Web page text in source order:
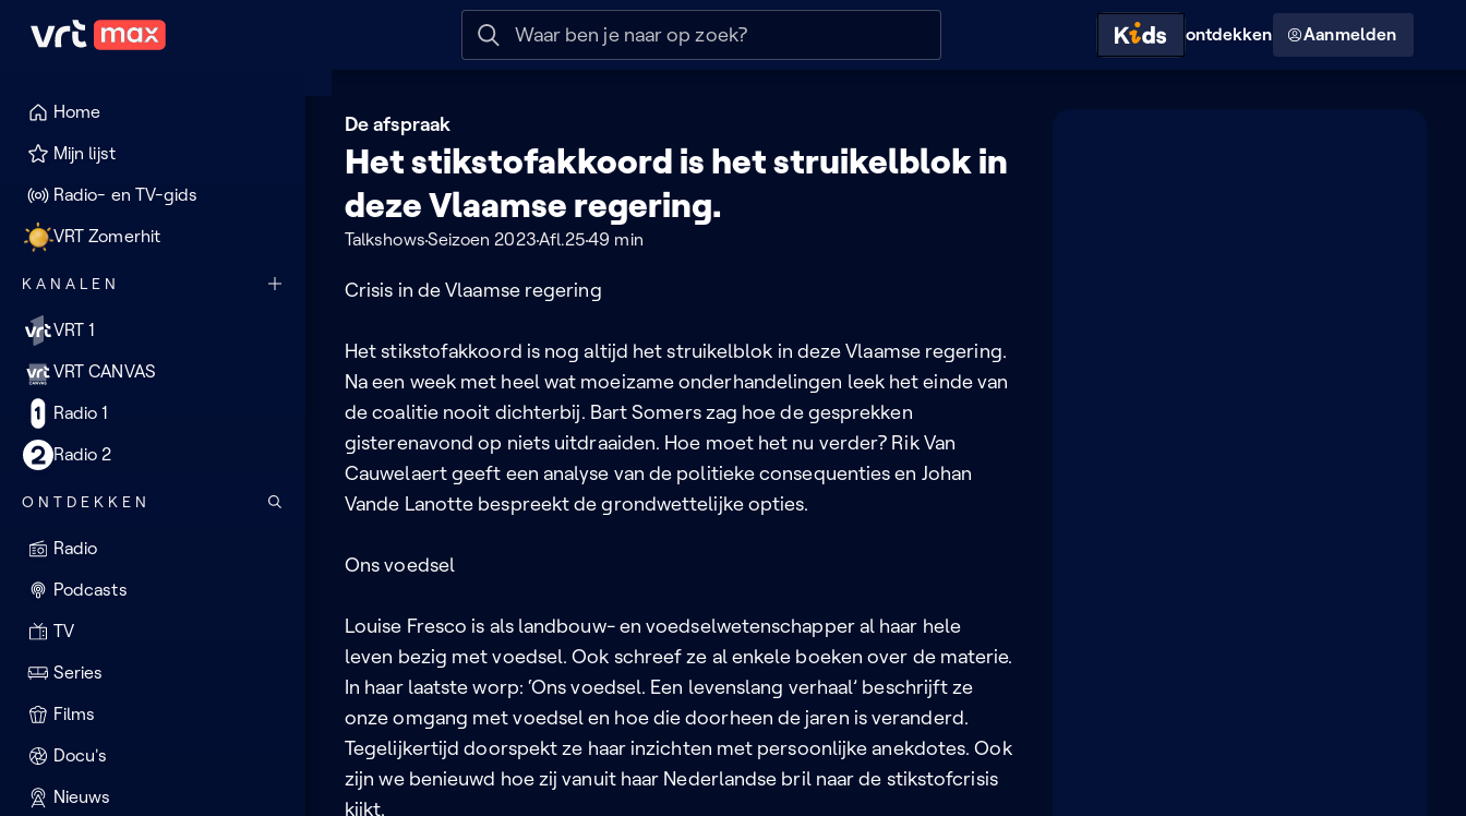
Naar hoofdinhoud Naar help Hoog contrast modus
ontdekken Aanmelden
Home
Mijn lijst
Radio- en TV-gids
VRT Zomerhit
KANALEN
VRT 1
VRT CANVAS
Radio 1
Radio 2
ONTDEKKEN
Radio
Podcasts
TV
Series
Films
Docu's
Nieuws
De afspraak
Het stikstofakkoord is het struikelblok in
deze Vlaamse regering.
TalkshowsSeizoen 2023Afl.2549 min
Crisis in de Vlaamse regering
Het stikstofakkoord is nog altijd het struikelblok in deze Vlaamse regering.
Na een week met heel wat moeizame onderhandelingen leek het einde van
de coalitie nooit dichterbij. Bart Somers zag hoe de gesprekken
gisterenavond op niets uitdraaiden. Hoe moet het nu verder? Rik Van
Cauwelaert geeft een analyse van de politieke consequenties en Johan
Vande Lanotte bespreekt de grondwettelijke opties.
Ons voedsel
Louise Fresco is als landbouw- en voedselwetenschapper al haar hele
leven bezig met voedsel. Ook schreef ze al enkele boeken over de materie.
In haar laatste worp: ‘Ons voedsel. Een levenslang verhaal’ beschrijft ze
onze omgang met voedsel en hoe die doorheen de jaren is veranderd.
Tegelijkertijd doorspekt ze haar inzichten met persoonlijke anekdotes. Ook
zijn we benieuwd hoe zij vanuit haar Nederlandse bril naar de stikstofcrisis
kijkt.